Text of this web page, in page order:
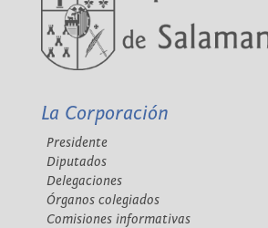
La Corporación
Presidente
Diputados
Delegaciones
Órganos colegiados
Comisiones informativas